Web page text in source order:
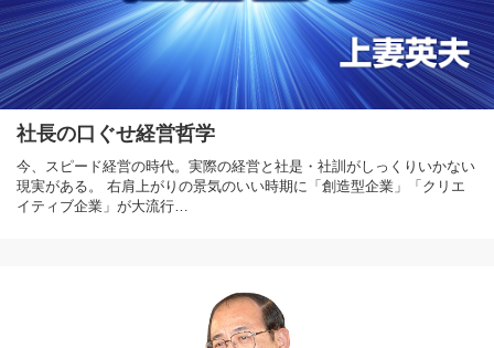
社長の口ぐせ経営哲学
今、スピード経営の時代。実際の経営と社是・社訓がしっくりいかない
現実がある。 右肩上がりの景気のいい時期に「創造型企業」「クリエ
イティブ企業」が大流行…